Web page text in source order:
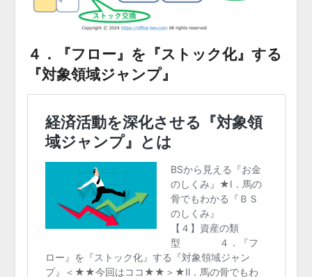
４．『フロー』を『ストック化』する
『対象領域ジャンプ』